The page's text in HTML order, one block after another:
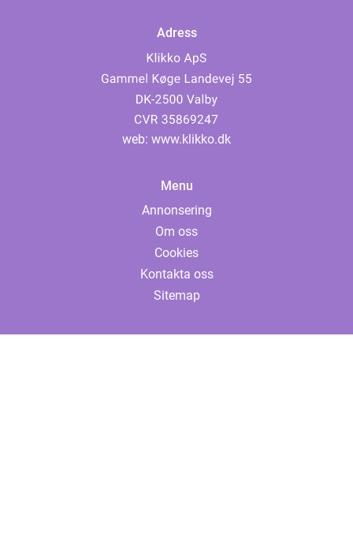
Adress
web: www.klikko.dk
Menu
Annonsering
Om oss
Cookies
Kontakta oss
Sitemap